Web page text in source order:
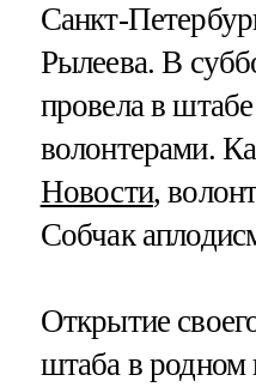
Санкт-
Рылеева. В
провела в
волонтерами.
Новости,
Собчак
Открытие
штаба в родном